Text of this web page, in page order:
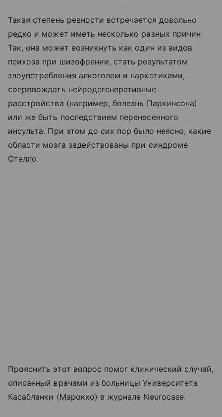
Такая степень ревности встречается довольно
редко и может иметь несколько разных причин.
Так, она может возникнуть как один из видов
психоза при шизофрении, стать результатом
злоупотребления алкоголем и наркотиками,
сопровождать нейродегенеративные
расстройства (например, болезнь Паркинсона)
или же быть последствием перенесенного
инсульта. При этом до сих пор было неясно, какие
области мозга задействованы при синдроме
Отелло.
Прояснить этот вопрос помог клинический случай,
описанный врачами из больницы Университета
Касабланки (Марокко) в журнале Neurocase.